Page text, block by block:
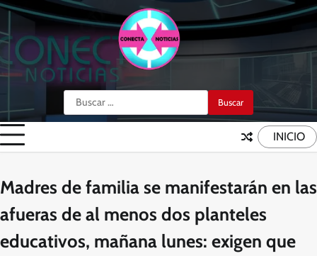
Skip
content
Buscar:
INICIO
Madres de familia se manifestarán en las
afueras de al menos dos planteles
educativos, mañana lunes: exigen que